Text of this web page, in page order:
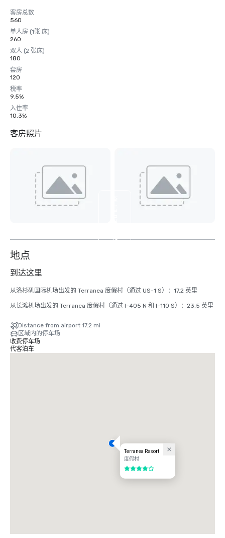
客房总数
560
单人房 (1张 床)
260
双人 (2 张床)
180
套房
120
税率
9.5%
入住率
10.3%
客房照片
13
地点
到达这里
从洛杉矶国际机场出发的 Terranea 度假村（通过 US-1 S）：17.2 英里
从长滩机场出发的 Terranea 度假村（通过 I-405 N 和 I-110 S）：23.5 英里
Distance from airport 17.2 mi
区域内的停车场
收费停车场
代客泊车
Terranea Resort
度假村
4/5